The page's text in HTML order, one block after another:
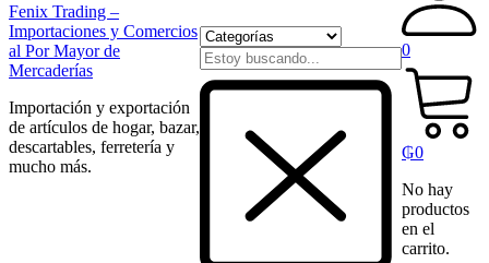
Fenix Trading –
Importaciones y Comercios
al Por Mayor de
Mercaderías
Importación y exportación
de artículos de hogar, bazar,
descartables, ferretería y
mucho más.
0
₲0
No hay
productos
en el
carrito.